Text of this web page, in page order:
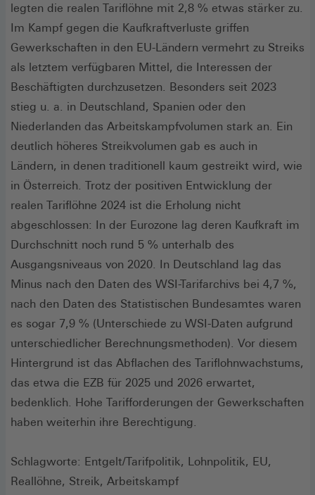
legten die realen Tarif‌löhne mit 2,8 % etwas stärker zu.
Im Kampf gegen die Kaufkraftverluste griffen
Gewerkschaften in den EU-Ländern vermehrt zu Streiks
als letztem verfügbaren Mittel, die Interessen der
Beschäftigten durchzusetzen. Besonders seit 2023
stieg u. a. in Deutschland, Spanien oder den
Niederlanden das Arbeitskampfvolumen stark an. Ein
deutlich höheres Streikvolumen gab es auch in
Ländern, in denen traditionell kaum gestreikt wird, wie
in Österreich. Trotz der positiven Entwicklung der
realen Tarif‌löhne 2024 ist die Erholung nicht
abgeschlossen: In der Eurozone lag deren Kaufkraft im
Durchschnitt noch rund 5 % unterhalb des
Ausgangsniveaus von 2020. In Deutschland lag das
Minus nach den Daten des WSI-Tarifarchivs bei 4,7 %,
nach den Daten des Statistischen Bundesamtes waren
es sogar 7,9 % (Unterschiede zu WSI-Daten aufgrund
unterschiedlicher Berechnungsmethoden). Vor diesem
Hintergrund ist das Abflachen des Tarif‌lohnwachstums,
das etwa die EZB für 2025 und 2026 erwartet,
bedenklich. Hohe Tarifforderungen der Gewerkschaften
haben weiterhin ihre Berechtigung.
Schlagworte: Entgelt/Tarifpolitik, Lohnpolitik, EU,
Reallöhne, Streik, Arbeitskampf